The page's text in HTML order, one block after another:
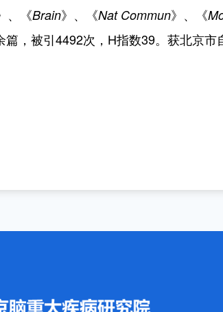
、《Brain》、《Nat Commun》、《
篇，被引4492次， H指数39。获北京市